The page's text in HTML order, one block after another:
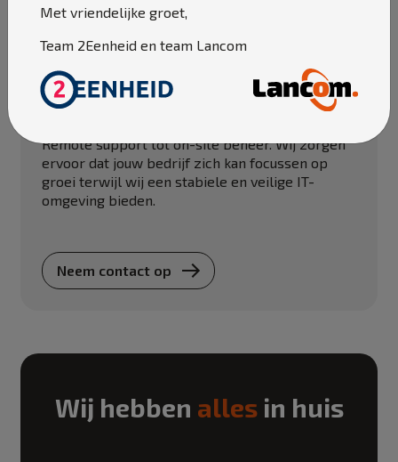
Wij nemen al je
zorgenuit handen
Wij zijn Lancom, jouw alles-in-één partner die
alle ICT-zorgen uit handen neemt. Van
Remote support tot on-site beheer. Wij zorgen
ervoor dat jouw bedrijf zich kan focussen op
groei terwijl wij een stabiele en veilige IT-
omgeving bieden.
Neem contact op
Wij hebben allesin huis
Met vriendelijke groet,
Team 2Eenheid en team Lancom